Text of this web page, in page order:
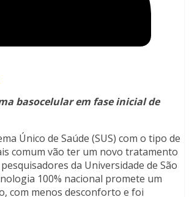
basocelular em fase inicial de
Único de Saúde (SUS) com o tipo de
comum vão ter um novo tratamento
da Universidade de São
100% nacional promete um
com menos desconforto e foi